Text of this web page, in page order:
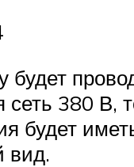
будет
сеть 380 В,
будет
вид.